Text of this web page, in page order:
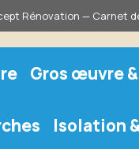
Rénovation — Carnet
Gros œuvre
Isolation